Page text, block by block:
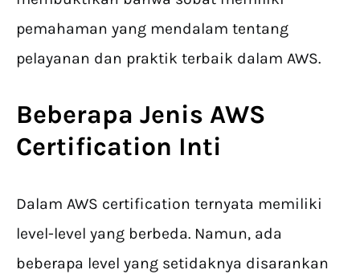
pemahaman yang mendalam tentang
pelayanan dan praktik terbaik dalam AWS.
Beberapa Jenis AWS
Certification Inti
Dalam AWS certification ternyata memiliki
level-level yang berbeda. Namun, ada
beberapa level yang setidaknya disarankan